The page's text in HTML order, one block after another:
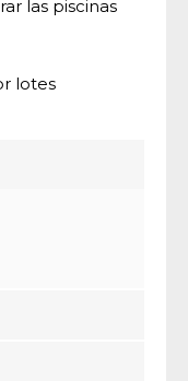
las piscinas
lotes